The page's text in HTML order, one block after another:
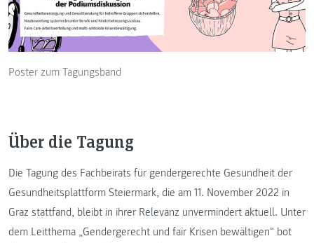
Poster zum Tagungsband
Über die Tagung
Die Tagung des Fachbeirats für gendergerechte Gesundheit der
Gesundheitsplattform Steiermark, die am 11. November 2022 in
Graz stattfand, bleibt in ihrer Relevanz unvermindert aktuell. Unter
dem Leitthema „Gendergerecht und fair Krisen bewältigen“ bot